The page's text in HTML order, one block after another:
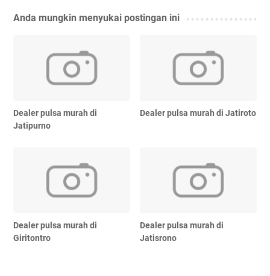
Anda mungkin menyukai postingan ini
Dealer pulsa murah di
Jatipurno
Dealer pulsa murah di Jatiroto
Dealer pulsa murah di
Giritontro
Dealer pulsa murah di
Jatisrono